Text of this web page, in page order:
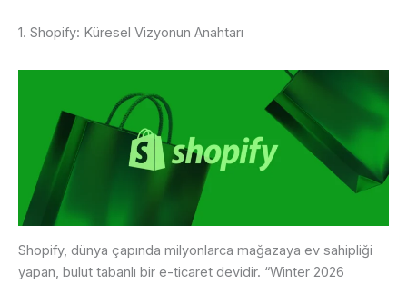
1. Shopify: Küresel Vizyonun Anahtarı
Shopify, dünya çapında milyonlarca mağazaya ev sahipliği
yapan, bulut tabanlı bir e-ticaret devidir. “Winter 2026